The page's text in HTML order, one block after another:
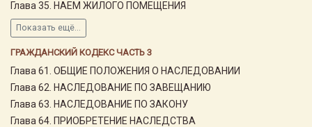
Глава 35. НАЕМ ЖИЛОГО ПОМЕЩЕНИЯ
Показать ещё...
ГРАЖДАНСКИЙ КОДЕКС ЧАСТЬ 3
Глава 61. ОБЩИЕ ПОЛОЖЕНИЯ О НАСЛЕДОВАНИИ
Глава 62. НАСЛЕДОВАНИЕ ПО ЗАВЕЩАНИЮ
Глава 63. НАСЛЕДОВАНИЕ ПО ЗАКОНУ
Глава 64. ПРИОБРЕТЕНИЕ НАСЛЕДСТВА